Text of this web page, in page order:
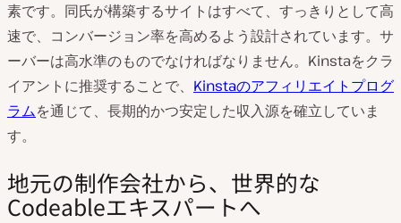
素です。同氏が構築するサイトはすべて、すっきりとして高
速で、コンバージョン率を高めるよう設計されています。サ
ーバーは高水準のものでなければなりません。Kinstaをクラ
イアントに推奨することで、 Kinstaのアフィリエイトプログ
ラムを通じて、長期的かつ安定した収入源を確立していま
す。
地元の制作会社から、世界的な
Codeableエキスパートへ